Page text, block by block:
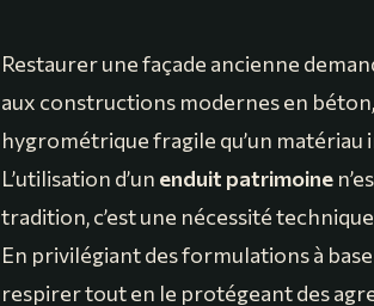
Restaurer une façade ancienne
aux constructions modernes en
hygrométrique fragile qu’un matériau
L’utilisation d’un enduit patrimoine
tradition, c’est une nécessité
En privilégiant des formulations à
respirer tout en le protégeant des